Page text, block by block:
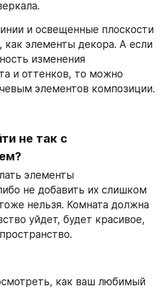
и освещенные плоскости
как элементы декора. А если
изменения
и оттенков, то можно
элементов композиции.
не так с
элементы
не добавить их слишком
нельзя. Комната должна
уйдет, будет красивое,
как ваш любимый